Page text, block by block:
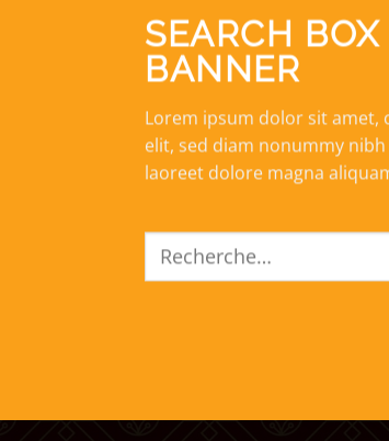
SEARCH
BANNER
Lorem ipsum dolor sit amet,
elit, sed diam nonummy
laoreet dolore magna
Recherche
pour :